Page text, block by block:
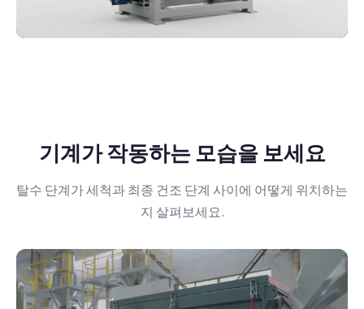
기계가 작동하는 모습을 보세요
탈수 단계가 세척과 최종 건조 단계 사이에 어떻게 위치하는
지 살펴보세요.